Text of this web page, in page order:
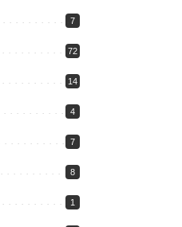
7
72
14
4
7
8
1